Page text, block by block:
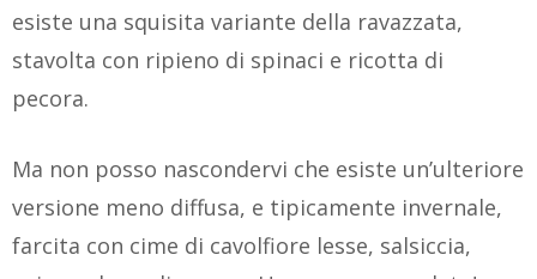
esiste una squisita variante della ravazzata,
stavolta con ripieno di spinaci e ricotta di
pecora.
Ma non posso nascondervi che esiste un’ulteriore
versione meno diffusa, e tipicamente invernale,
farcita con cime di cavolfiore lesse, salsiccia,